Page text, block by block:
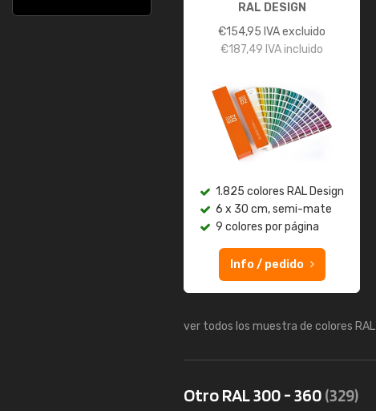
RAL DESIGN
€154,95 IVA excluido
€187,49 IVA incluido
1.825 colores RAL Design
6 x 30 cm, semi-mate
9 colores por página
Info / pedido
ver todos los muestra de colores RAL
Otro RAL 300 - 360(329)